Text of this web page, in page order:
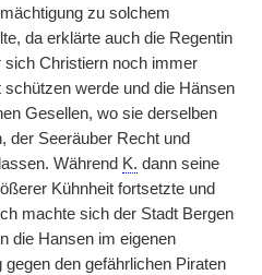
zu solchem
da erklärte auch die Regentin
sich Christiern noch immer
schützen werde und die Hänsen
Gesellen, wo sie derselben
der Seeräuber Recht und
Während K. dann seine
Kühnheit fortsetzte und
machte sich der Stadt Bergen
die Hansen im eigenen
gegen den gefährlichen Piraten